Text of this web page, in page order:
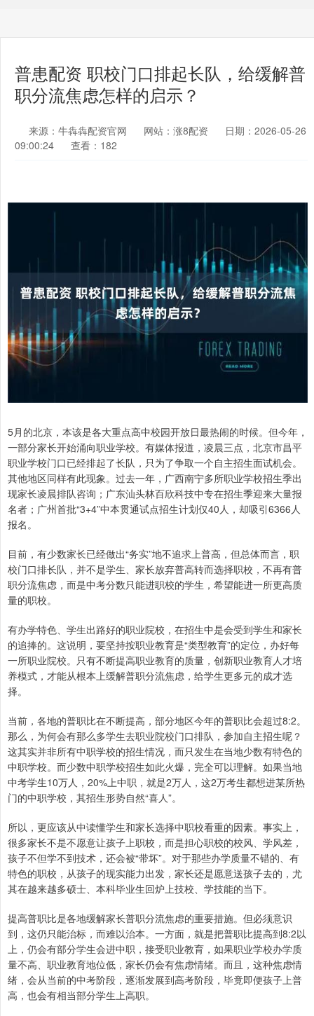
普患配资 职校门口排起长队，给缓解普
职分流焦虑怎样的启示？
来源：牛犇犇配资官网 网站：涨8配资
日期：2026-05-26
09:00:24
查看：182
5月的北京，本该是各大重点高中校园开放日最热闹的时候。但今年，
一部分家长开始涌向职业学校。有媒体报道，凌晨三点，北京市昌平
职业学校门口已经排起了长队，只为了争取一个自主招生面试机会。
其他地区同样有此现象。过去一年，广西南宁多所职业学校招生季出
现家长凌晨排队咨询；广东汕头林百欣科技中专在招生季迎来大量报
名者；广州首批“3+4”中本贯通试点招生计划仅40人，却吸引6366人
报名。
目前，有少数家长已经做出“务实”地不追求上普高，但总体而言，职
校门口排长队，并不是学生、家长放弃普高转而选择职校，不再有普
职分流焦虑，而是中考分数只能进职校的学生，希望能进一所更高质
量的职校。
有办学特色、学生出路好的职业院校，在招生中是会受到学生和家长
的追捧的。这说明，要坚持按职业教育是“类型教育”的定位，办好每
一所职业院校。只有不断提高职业教育的质量，创新职业教育人才培
养模式，才能从根本上缓解普职分流焦虑，给学生更多元的成才选
择。
当前，各地的普职比在不断提高，部分地区今年的普职比会超过8:2。
那么，为何会有那么多学生去职业院校门口排队，参加自主招生呢？
这其实并非所有中职学校的招生情况，而只发生在当地少数有特色的
中职学校。而少数中职学校招生如此火爆，完全可以理解。如果当地
中考学生10万人，20%上中职，就是2万人，这2万考生都想进某所热
门的中职学校，其招生形势自然“喜人”。
所以，更应该从中读懂学生和家长选择中职校看重的因素。事实上，
很多家长不是不愿意让孩子上职校，而是担心职校的校风、学风差，
孩子不但学不到技术，还会被“带坏”。对于那些办学质量不错的、有
特色的职校，从孩子的现实能力出发，家长还是愿意送孩子去的，尤
其在越来越多硕士、本科毕业生回炉上技校、学技能的当下。
提高普职比是各地缓解家长普职分流焦虑的重要措施。但必须意识
到，这仍只能治标，而难以治本。一方面，就是把普职比提高到8:2以
上，仍会有部分学生会进中职，接受职业教育，如果职业学校办学质
量不高、职业教育地位低，家长仍会有焦虑情绪。而且，这种焦虑情
绪，会从当前的中考阶段，逐渐发展到高考阶段，毕竟即便孩子上普
高，也会有相当部分学生上高职。